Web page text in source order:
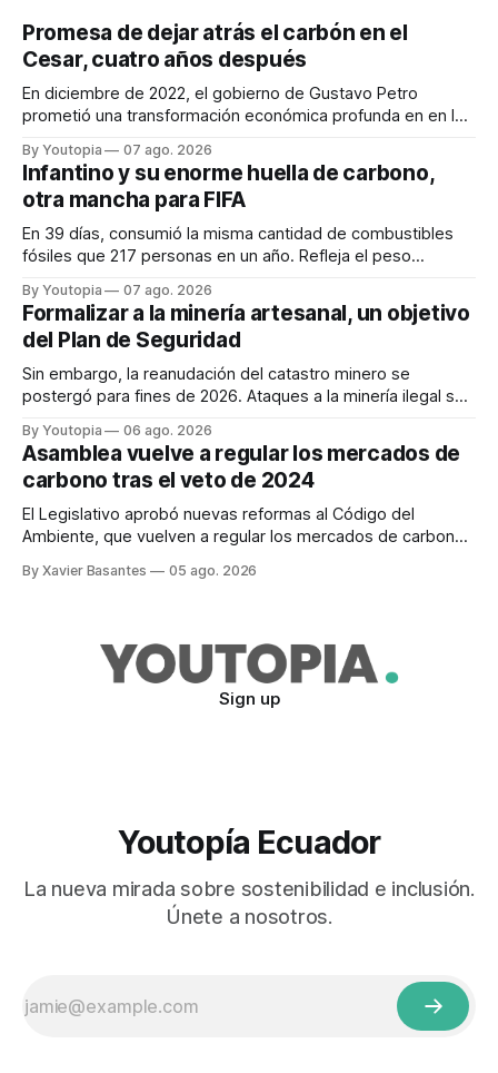
Promesa de dejar atrás el carbón en el
Cesar, cuatro años después
En diciembre de 2022, el gobierno de Gustavo Petro
prometió una transformación económica profunda en en la
By Youtopia 07 ago. 2026
Infantino y su enorme huella de carbono,
otra mancha para FIFA
En 39 días, consumió la misma cantidad de combustibles
fósiles que 217 personas en un año. Refleja el peso
By Youtopia 07 ago. 2026
Formalizar a la minería artesanal, un objetivo
del Plan de Seguridad
Sin embargo, la reanudación del catastro minero se
postergó para fines de 2026. Ataques a la minería ilegal se
By Youtopia 06 ago. 2026
Asamblea vuelve a regular los mercados de
carbono tras el veto de 2024
El Legislativo aprobó nuevas reformas al Código del
Ambiente, que vuelven a regular los mercados de carbono,
By Xavier Basantes 05 ago. 2026
Sign up
Youtopía Ecuador
La nueva mirada sobre sostenibilidad e inclusión.
Únete a nosotros.